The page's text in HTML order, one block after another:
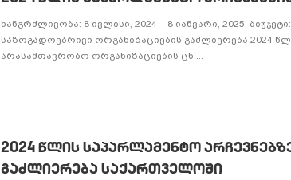
ხანგრძლივობა: 8 ივლისი, 2024 – 8 იანვარი, 2025
საზოგადოებრივი ორგანიზაციების გაძლიერება 2024
არასამთავრობო ორგანიზაციების ცნ ...
2024 წლის საპარლამენტო
გაძლიერება საქართველოში